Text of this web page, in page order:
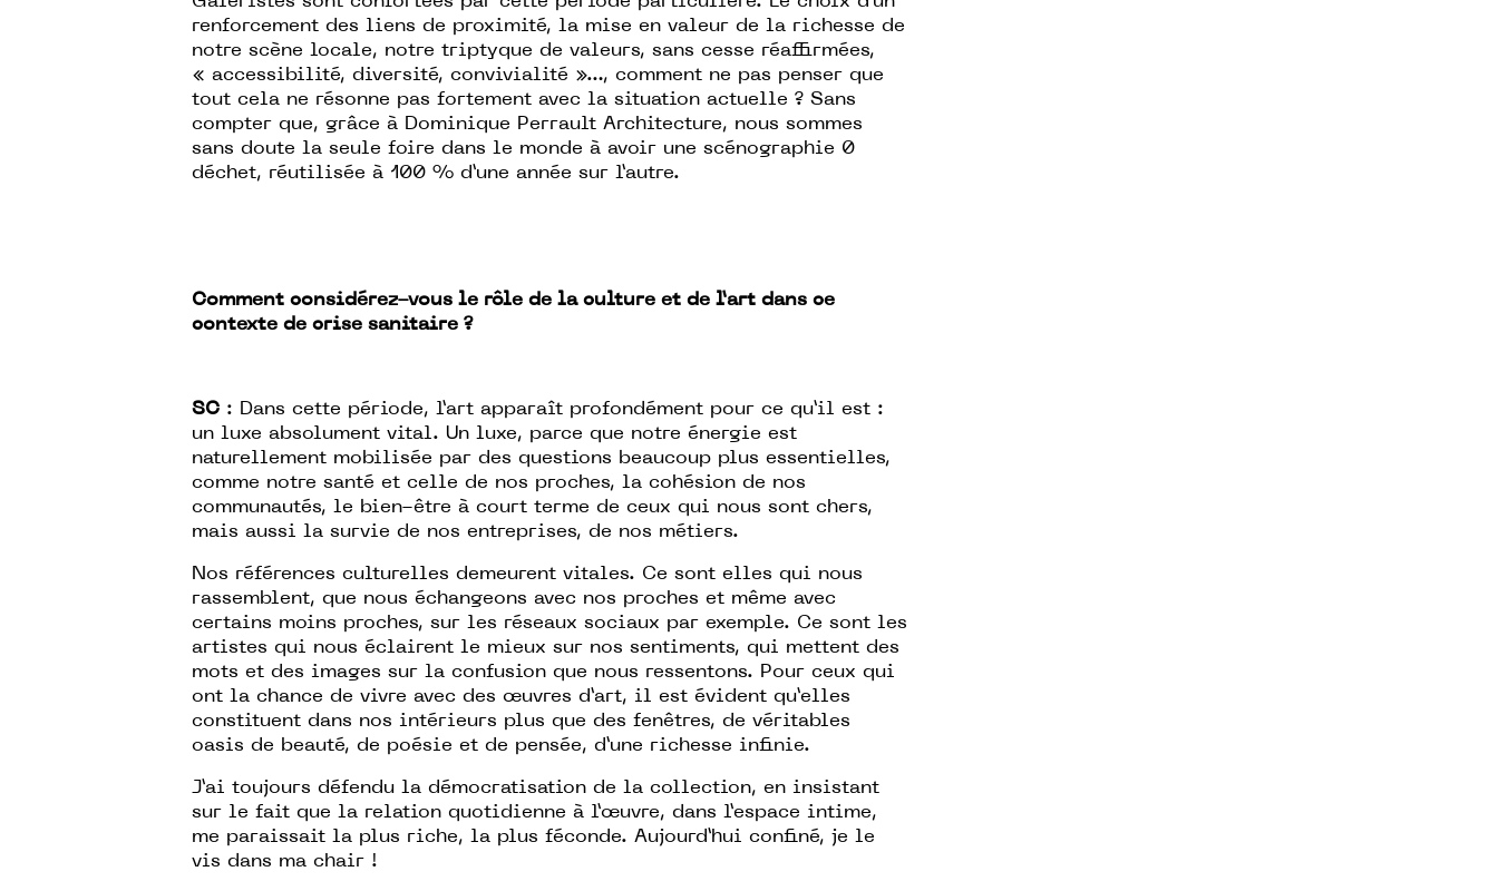
renforcement des liens de proximité, la mise en valeur de la richesse de
notre scène locale, notre triptyque de valeurs, sans cesse réaffirmées,
« accessibilité, diversité, convivialité »…, comment ne pas penser que
tout cela ne résonne pas fortement avec la situation actuelle ? Sans
compter que, grâce à Dominique Perrault Architecture, nous sommes
sans doute la seule foire dans le monde à avoir une scénographie 0
déchet, réutilisée à 100 % d’une année sur l’autre.
Comment considérez-vous le rôle de la culture et de l’art dans ce
contexte de crise sanitaire ?
SC : Dans cette période, l’art apparaît profondément pour ce qu’il est :
un luxe absolument vital. Un luxe, parce que notre énergie est
naturellement mobilisée par des questions beaucoup plus essentielles,
comme notre santé et celle de nos proches, la cohésion de nos
communautés, le bien-être à court terme de ceux qui nous sont chers,
mais aussi la survie de nos entreprises, de nos métiers.
Nos références culturelles demeurent vitales. Ce sont elles qui nous
rassemblent, que nous échangeons avec nos proches et même avec
certains moins proches, sur les réseaux sociaux par exemple. Ce sont les
artistes qui nous éclairent le mieux sur nos sentiments, qui mettent des
mots et des images sur la confusion que nous ressentons. Pour ceux qui
ont la chance de vivre avec des œuvres d’art, il est évident qu’elles
constituent dans nos intérieurs plus que des fenêtres, de véritables
oasis de beauté, de poésie et de pensée, d’une richesse infinie.
J’ai toujours défendu la démocratisation de la collection, en insistant
sur le fait que la relation quotidienne à l’œuvre, dans l’espace intime,
me paraissait la plus riche, la plus féconde. Aujourd’hui confiné, je le
vis dans ma chair !